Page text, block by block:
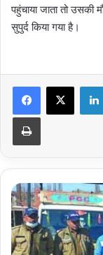
पहुंचाया जाता तो उसकी
सुपुर्द किया गया है।
Print
ट्रांसफार्मर
का
सामान
व
बाईक